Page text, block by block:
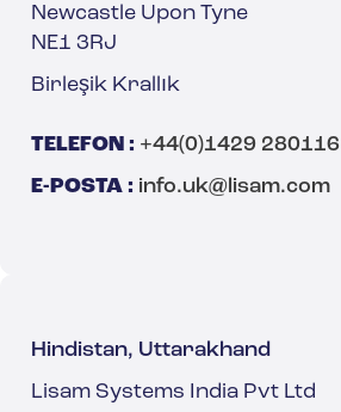
Newcastle Upon Tyne
NE1 3RJ
Birleşik Krallık
TELEFON : +44(0)1429 280116
E-POSTA : info.uk@lisam.com
Hindistan, Uttarakhand
Lisam Systems India Pvt Ltd